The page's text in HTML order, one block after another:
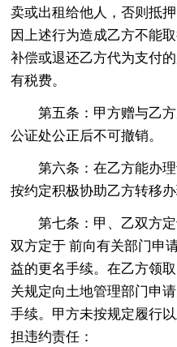
卖或出租给他人，否则抵
因上述行为造成乙方不能
补偿或退还乙方代为支付
有税费。
第五条：甲方赠与乙
公证处公正后不可撤销。
第六条：在乙方能办
按约定积极协助乙方转移办
第七条：甲、乙双方
双方定于 前向有关部门申
益的更名手续。在乙方领
关规定向土地管理部门申
手续。甲方未按规定履行
担违约责任：